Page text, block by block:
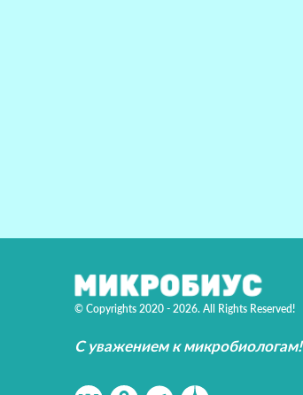
© Copyrights 2020 - 2026. All Rights Reserved!
С уважением к микробиологам!